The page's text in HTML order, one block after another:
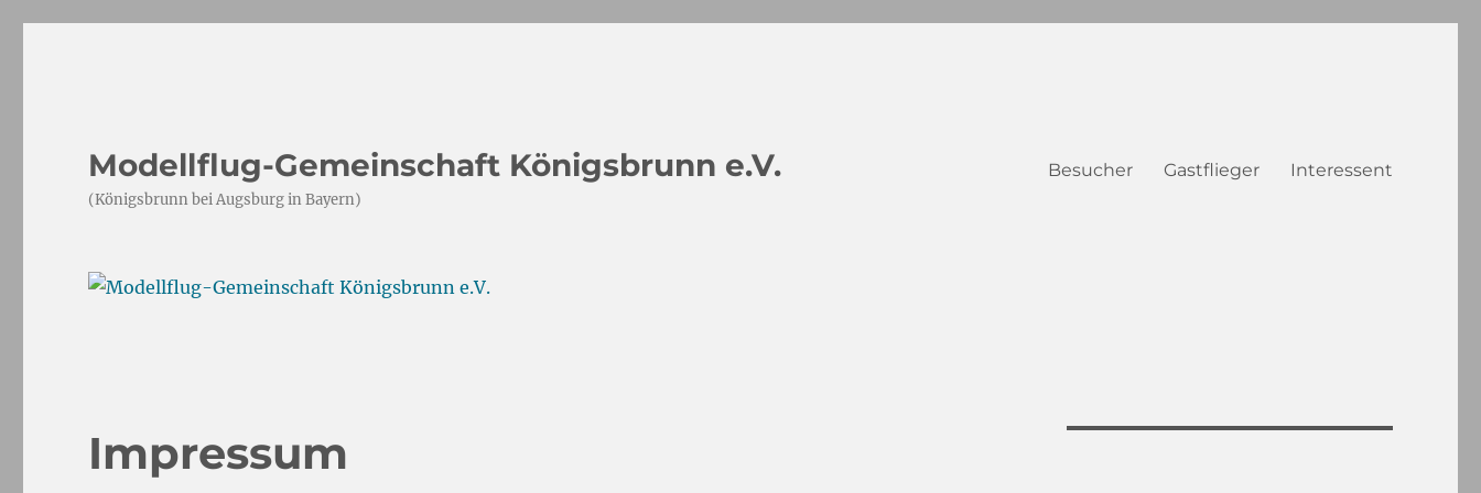
Modellflug-Gemeinschaft Königsbrunn e.V.
(Königsbrunn bei Augsburg in Bayern)
Besucher Gastflieger Interessent
Impressum